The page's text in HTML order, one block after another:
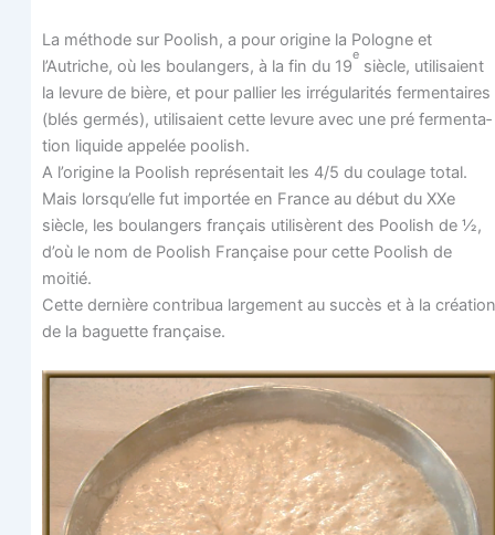
La méthode sur Poo­lish, a pour ori­gine la Pologne et
l’Autriche, où les bou­lan­gers, à la fin du 19
e
siècle, uti­li­saient
la levure de bière, et pour pal­lier les irré­gu­la­ri­tés fer­men­taires
(blés ger­més), uti­li­saient cette levure avec une pré fer­men­ta­
tion liquide appe­lée poolish.
A l’origine la Poo­lish repré­sen­tait les 4/5 du cou­lage total.
Mais lorsqu’elle fut impor­tée en France au début du XXe
siècle, les bou­lan­gers fran­çais uti­li­sèrent des Poo­lish de ½,
d’où le nom de Poo­lish Fran­çaise pour cette Poo­lish de
moitié.
Cette der­nière contri­bua lar­ge­ment au suc­cès et à la créa­tion
de la baguette française.